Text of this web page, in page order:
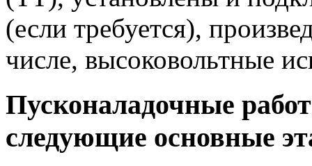
(если требуется),
числе, высоковольтные
Пусконаладочные
следующие основные